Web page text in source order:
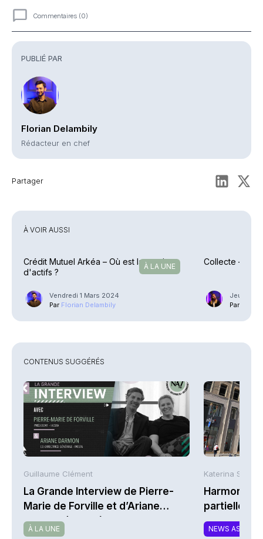
PUBLIÉ PAR
Florian Delambily
Rédacteur en chef
Partager
Commentaires (0)
À VOIR AUSSI
À LA UNE
Crédit Mutuel Arkéa – Où est la gestion
d'actifs ?
Vendredi 1 Mars 2024
Par Florian Delambily
Collecte –
Jeudi 1
Par
CONTENUS SUGGÉRÉS
Guillaume Clément
La Grande Interview de Pierre-
Marie de Forville et d’Ariane
Darmon (Ivesta)
À LA UNE
Katerina
Harmonie
partielle du
MTCAT
NEWS